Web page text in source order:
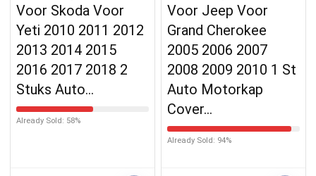
Voor Skoda Voor
Yeti 2010 2011 2012
2013 2014 2015
2016 2017 2018 2
Stuks Auto…
Already Sold: 58%
Voor Jeep Voor
Grand Cherokee
2005 2006 2007
2008 2009 2010 1 St
Auto Motorkap
Cover…
Already Sold: 94%